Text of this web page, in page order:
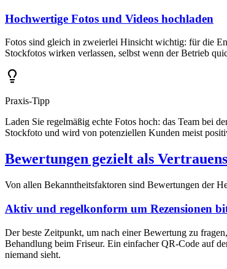
Hochwertige Fotos und Videos hochladen
Fotos sind gleich in zweierlei Hinsicht wichtig: für die
Stockfotos wirken verlassen, selbst wenn der Betrieb
Praxis-Tipp
Laden Sie regelmäßig echte Fotos hoch: das Team bei
Stockfoto und wird von potenziellen Kunden meist
Bewertungen gezielt als
Von allen Bekanntheitsfaktoren sind Bewertungen der
Aktiv und regelkonform um Rezensionen
Der beste Zeitpunkt, um nach einer Bewertung zu
Behandlung beim Friseur. Ein einfacher QR-Code auf
niemand sieht.